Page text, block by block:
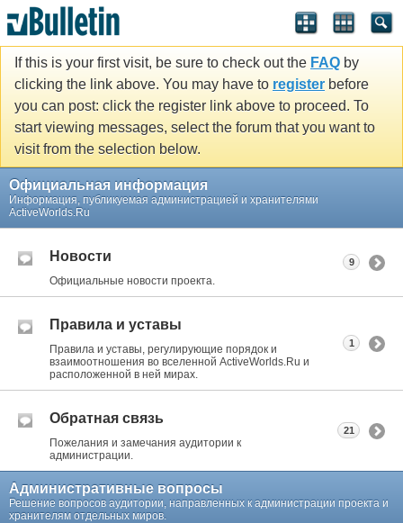
If this is your first visit, be sure to check out the FAQ by
clicking the link above. You may have to register before
you can post: click the register link above to proceed. To
start viewing messages, select the forum that you want to
visit from the selection below.
Официальная информация
Информация, публикуемая администрацией и хранителями
ActiveWorlds.Ru
Новости
Официальные новости проекта.
9
Правила и уставы
Правила и уставы, регулирующие порядок и
взаимоотношения во вселенной ActiveWorlds.Ru и
расположенной в ней мирах.
1
Обратная связь
Пожелания и замечания аудитории к
администрации.
21
Административные вопросы
Решение вопросов аудитории, направленных к администрации проекта и
хранителям отдельных миров.